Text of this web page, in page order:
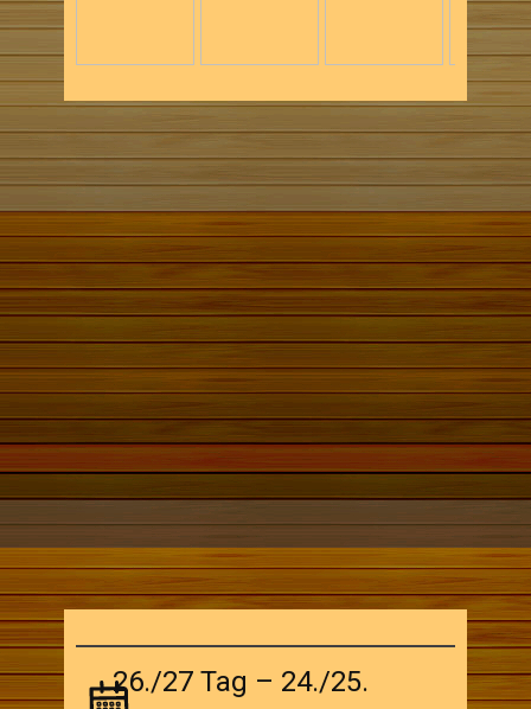
26./27 Tag – 24./25.